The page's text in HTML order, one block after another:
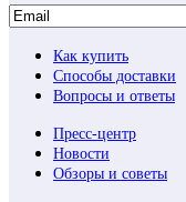
Как купить
Способы доставки
Вопросы и ответы
Пресс-центр
Новости
Обзоры и советы